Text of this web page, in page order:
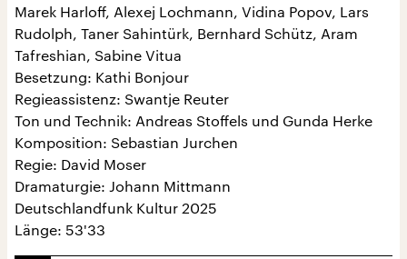
Marek Harloff, Alexej Lochmann, Vidina Popov, Lars
Rudolph, Taner Sahintürk, Bernhard Schütz, Aram
Tafreshian, Sabine Vitua
Besetzung: Kathi Bonjour
Regieassistenz: Swantje Reuter
Ton und Technik: Andreas Stoffels und Gunda Herke
Komposition: Sebastian Jurchen
Regie: David Moser
Dramaturgie: Johann Mittmann
Deutschlandfunk Kultur 2025
Länge: 53'33